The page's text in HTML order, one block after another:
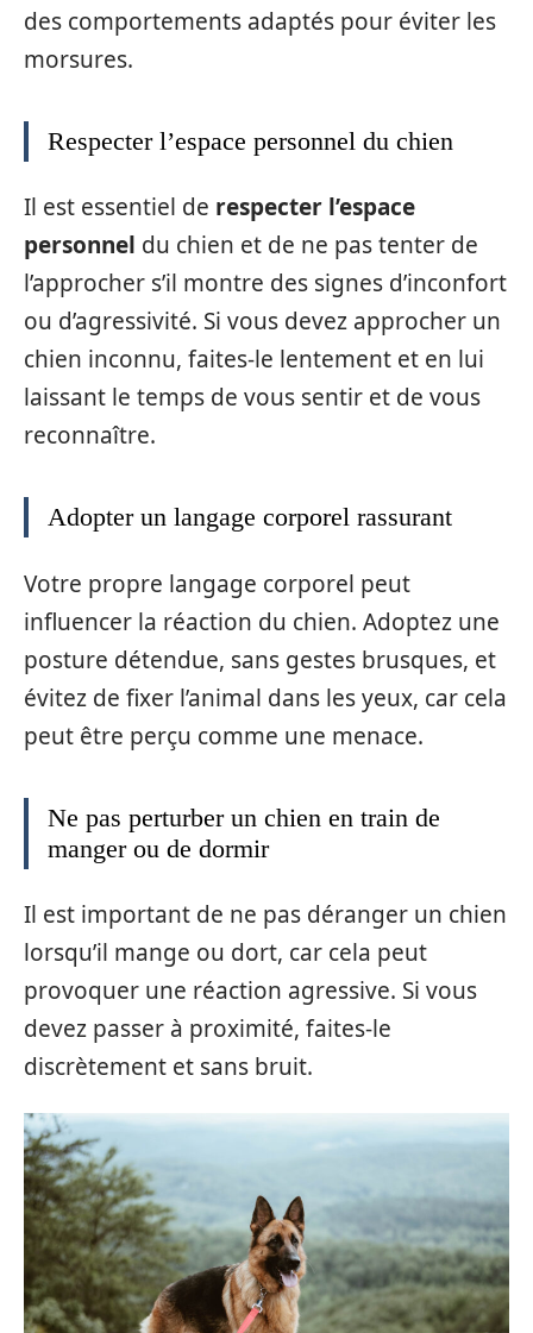
des comportements adaptés pour éviter les
morsures.
Respecter l’espace personnel du chien
Il est essentiel de respecter l’espace
personnel du chien et de ne pas tenter de
l’approcher s’il montre des signes d’inconfort
ou d’agressivité. Si vous devez approcher un
chien inconnu, faites-le lentement et en lui
laissant le temps de vous sentir et de vous
reconnaître.
Adopter un langage corporel rassurant
Votre propre langage corporel peut
influencer la réaction du chien. Adoptez une
posture détendue, sans gestes brusques, et
évitez de fixer l’animal dans les yeux, car cela
peut être perçu comme une menace.
Ne pas perturber un chien en train de
manger ou de dormir
Il est important de ne pas déranger un chien
lorsqu’il mange ou dort, car cela peut
provoquer une réaction agressive. Si vous
devez passer à proximité, faites-le
discrètement et sans bruit.